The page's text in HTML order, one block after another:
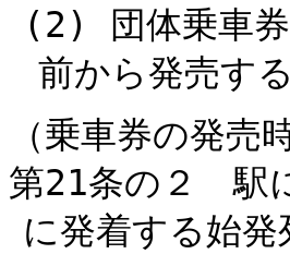
(2) 団体乗車券
前から発売する
（乗車券の発売
第21条の２ 駅
に発着する始